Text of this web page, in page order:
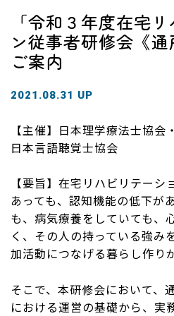
「令和３年度在宅
ン従事者研修会《
ご案内
2021.08.31 UP
【主催】日本理学療法士協会
日本言語聴覚士協会
【要旨】在宅リハビリテーシ
あっても、認知機能の低下が
も、病気療養をしていても、
く、その人の持っている強み
加活動につなげる暮らし作り
そこで、本研修会において、
における運営の基礎から、実